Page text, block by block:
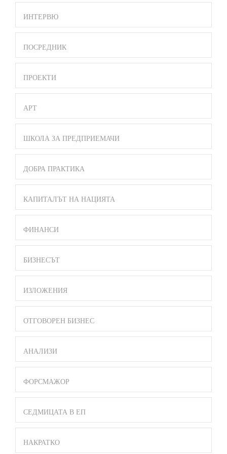
ИНТЕРВЮ
ПОСРЕДНИК
ПРОЕКТИ
АРТ
ШКОЛА ЗА ПРЕДПРИЕМАЧИ
ДОБРА ПРАКТИКА
КАПИТАЛЪТ НА НАЦИЯТА
ФИНАНСИ
БИЗНЕСЪТ
ИЗЛОЖЕНИЯ
ОТГОВОРЕН БИЗНЕС
АНАЛИЗИ
ФОРСМАЖОР
СЕДМИЦАТА В ЕП
НАКРАТКО